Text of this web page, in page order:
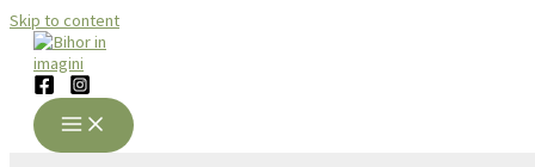
Skip to content